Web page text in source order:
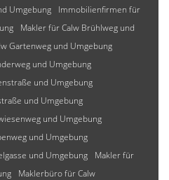
Umgebung
Immobilienfirmen für
Makler für Calw Brühlweg und
Gartenweg und Umgebung
und Umgebung
und Umgebung
und Umgebung
und Umgebung
und Umgebung
und Umgebung
Makler für
Maklerbüro für Calw